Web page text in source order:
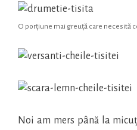
O porțiune mai greuță care necesită
Noi am mers până la